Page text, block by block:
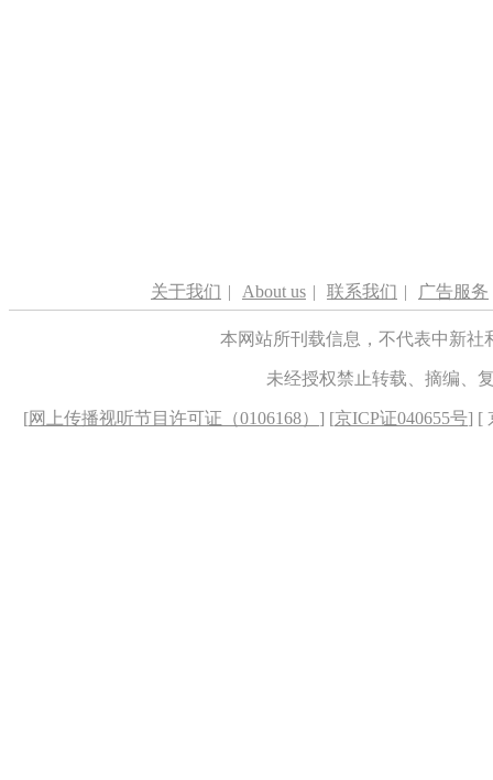
关于我们 | About us | 联系我们 | 广告服务
本网站所刊载信息，不代表中新
未经授权禁止转载、摘编、
[网上传播视听节目许可证（0106168） ] [京ICP证040655号] [